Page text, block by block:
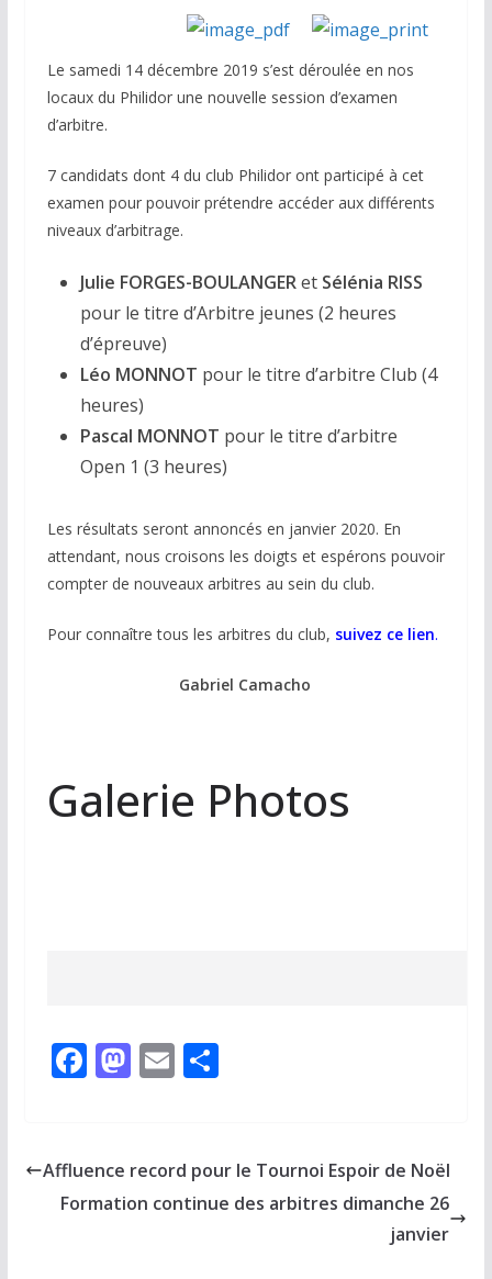
Le samedi 14 décembre 2019 s’est déroulée en nos
locaux du Philidor une nouvelle session d’examen
d’arbitre.
7 candidats dont 4 du club Philidor ont participé à cet
examen pour pouvoir prétendre accéder aux différents
niveaux d’arbitrage.
Julie FORGES-BOULANGERetSélénia RISS
pour le titre d’Arbitre jeunes (2 heures
d’épreuve)
Léo MONNOT pour le titre d’arbitre Club (4
heures)
Pascal MONNOT pour le titre d’arbitre
Open 1 (3 heures)
Les résultats seront annoncés en janvier 2020. En
attendant, nous croisons les doigts et espérons pouvoir
compter de nouveaux arbitres au sein du club.
Pour connaître tous les arbitres du club, suivez ce lien.
Gabriel Camacho
Galerie Photos
F
b
o
M
d
o
E
l
P
g
er
Affluence record pour le Tournoi Espoir de Noël
Formation continue des arbitres dimanche 26
janvier